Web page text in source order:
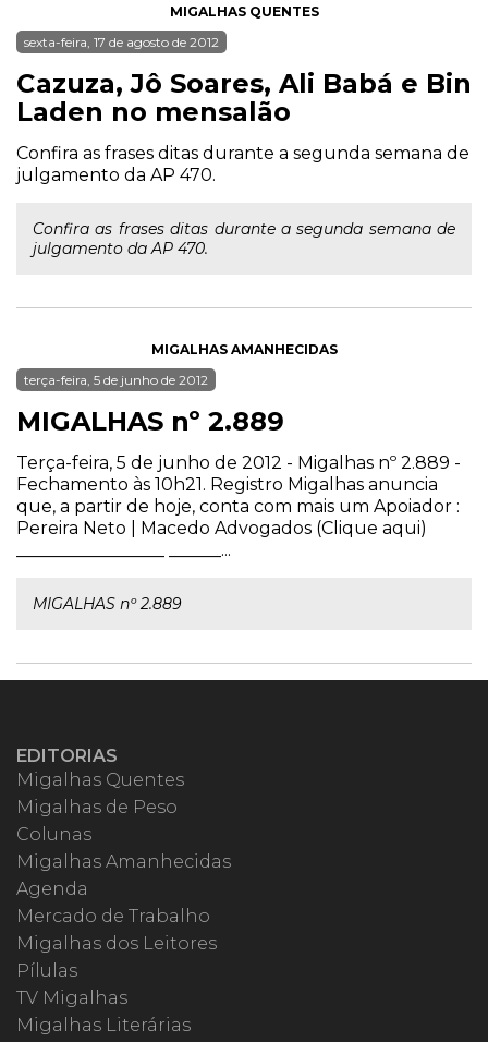
MIGALHAS QUENTES
sexta-feira, 17 de agosto de 2012
Cazuza, Jô Soares, Ali Babá e Bin
Laden no mensalão
Confira as frases ditas durante a segunda semana de
julgamento da AP 470.
Confira as frases ditas durante a segunda semana de
julgamento da AP 470.
MIGALHAS AMANHECIDAS
terça-feira, 5 de junho de 2012
MIGALHAS nº 2.889
Terça-feira, 5 de junho de 2012 - Migalhas nº 2.889 -
Fechamento às 10h21. Registro Migalhas anuncia
que, a partir de hoje, conta com mais um Apoiador :
Pereira Neto | Macedo Advogados (Clique aqui)
_________________ ______...
MIGALHAS nº 2.889
EDITORIAS
Migalhas Quentes
Migalhas de Peso
Colunas
Migalhas Amanhecidas
Agenda
Mercado de Trabalho
Migalhas dos Leitores
Pílulas
TV Migalhas
Migalhas Literárias